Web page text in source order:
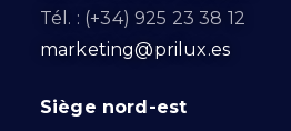
Tél. : (+34) 925 23 38 12
marketing@prilux.es
Siège nord-est